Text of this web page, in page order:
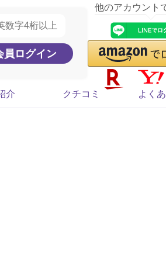
他のアカウント
介 クチコミ よく